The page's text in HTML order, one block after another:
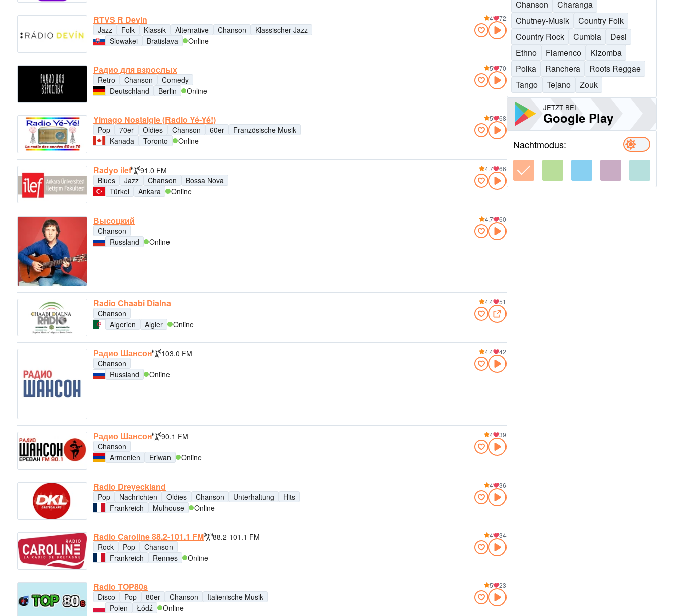
RTVS R Devin
Jazz Folk Klassik Alternative Chanson
Klassischer Jazz
Slowakei
Bratislava Online
4 72
Радио для взрослых
Retro Chanson
Comedy
Deutschland
Berlin Online
5 70
Yimago Nostalgie (Radio Yé-Yé!)
Pop 70er Oldies Chanson 60er
Französische Musik
Kanada
Toronto Online
5 68
Radyo ilef
91.0 FM
Blues
Jazz Chanson
Bossa Nova
Türkei
Ankara Online
4.7 66
Высоцкий
Chanson
Russland
Online
4.7 60
Radio Chaabi Dialna
Chanson
Algerien
Algier Online
4.4 51
Радио Шансон
103.0 FM
Chanson
Russland
Online
4.4 42
Радио Шансон
90.1 FM
Chanson
Armenien
Eriwan Online
4 39
Radio Dreyeckland
Pop Nachrichten Oldies Chanson Unterhaltung
Hits
Frankreich
Mulhouse Online
4 36
Radio Caroline 88.2-101.1 FM
88.2-101.1 FM
Rock
Pop
Chanson
Frankreich
Rennes Online
4 34
Radio TOP80s
Disco Pop 80er Chanson
Italienische Musik
Polen
Łódź Online
5 23
Chanson
Charanga
Chutney-Musik
Country Folk
Country Rock
Cumbia
Desi
Ethno
Flamenco
Kizomba
Polka
Ranchera
Roots Reggae
Tango
Tejano Zouk
JETZT BEI
Google Play
Nachtmodus: